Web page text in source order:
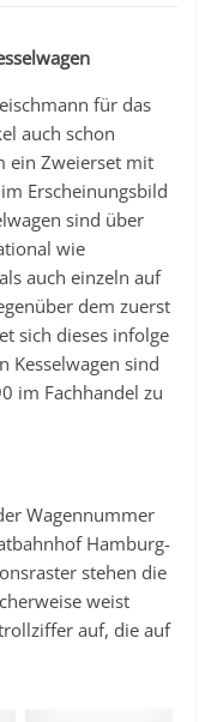
für das
auch schon
ein Zweierset mit
Erscheinungsbild
sind über
wie
auch einzeln auf
dem zuerst
sich dieses infolge
Kesselwagen sind
im Fachhandel zu
Wagennummer
Hamburg-
stehen die
weist
auf, die auf